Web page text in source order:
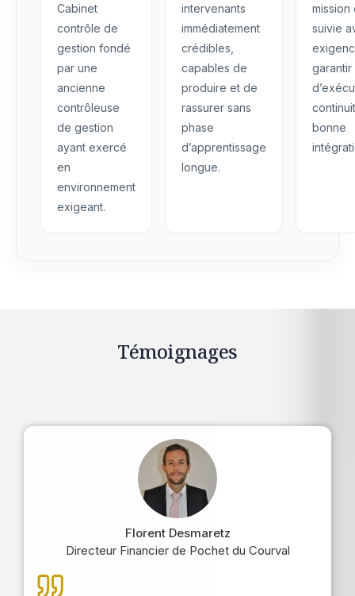
Cabinet
contrôle de
gestion fondé
par une
ancienne
contrôleuse
de gestion
ayant exercé
en
environnement
exigeant.
intervenants
immédiatement
crédibles,
capables de
produire et de
rassurer sans
phase
d’apprentissage
longue.
mission
suivie
garantir
bonne
Témoignages
Florent Desmaretz
Directeur Financier de Pochet du Courval